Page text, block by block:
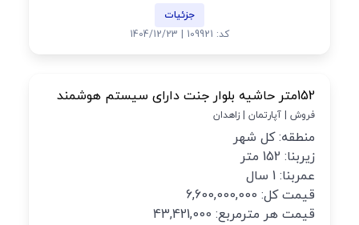
جزئیات
کد: 109921 | 1404/12/23
152متر حاشیه بلوار جنت دارای سیستم هوشمند
فروش | آپارتمان | زاهدان
منطقه: کل شهر
زیربنا: 152 متر
عمربنا: 1 سال
قیمت کل: 6,600,000,000
قیمت هر مترمربع: 43,421,000